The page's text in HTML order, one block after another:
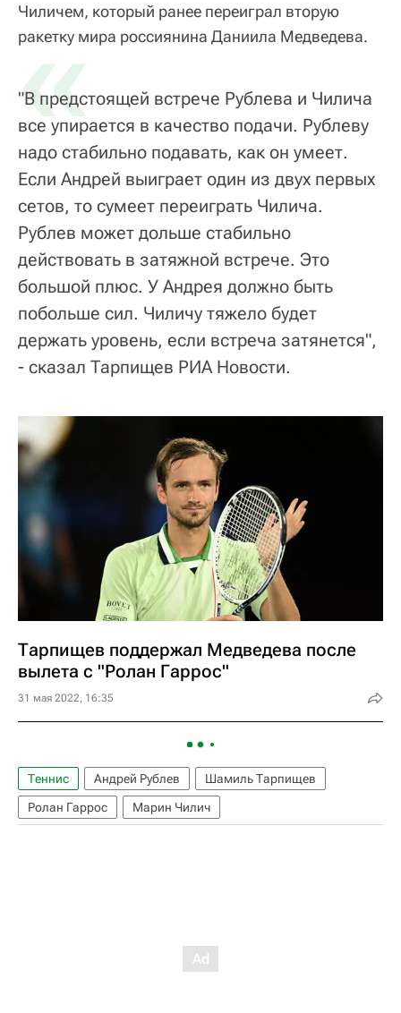
Чиличем, который ранее переиграл вторую
ракетку мира россиянина Даниила Медведева.
«
"В предстоящей встрече Рублева и Чилича
все упирается в качество подачи. Рублеву
надо стабильно подавать, как он умеет.
Если Андрей выиграет один из двух первых
сетов, то сумеет переиграть Чилича.
Рублев может дольше стабильно
действовать в затяжной встрече. Это
большой плюс. У Андрея должно быть
побольше сил. Чиличу тяжело будет
держать уровень, если встреча затянется",
- сказал Тарпищев РИА Новости.
Тарпищев поддержал Медведева после
вылета с "Ролан Гаррос"
31 мая 2022, 16:35
Теннис Андрей Рублев
Шамиль Тарпищев
Ролан Гаррос
Марин Чилич